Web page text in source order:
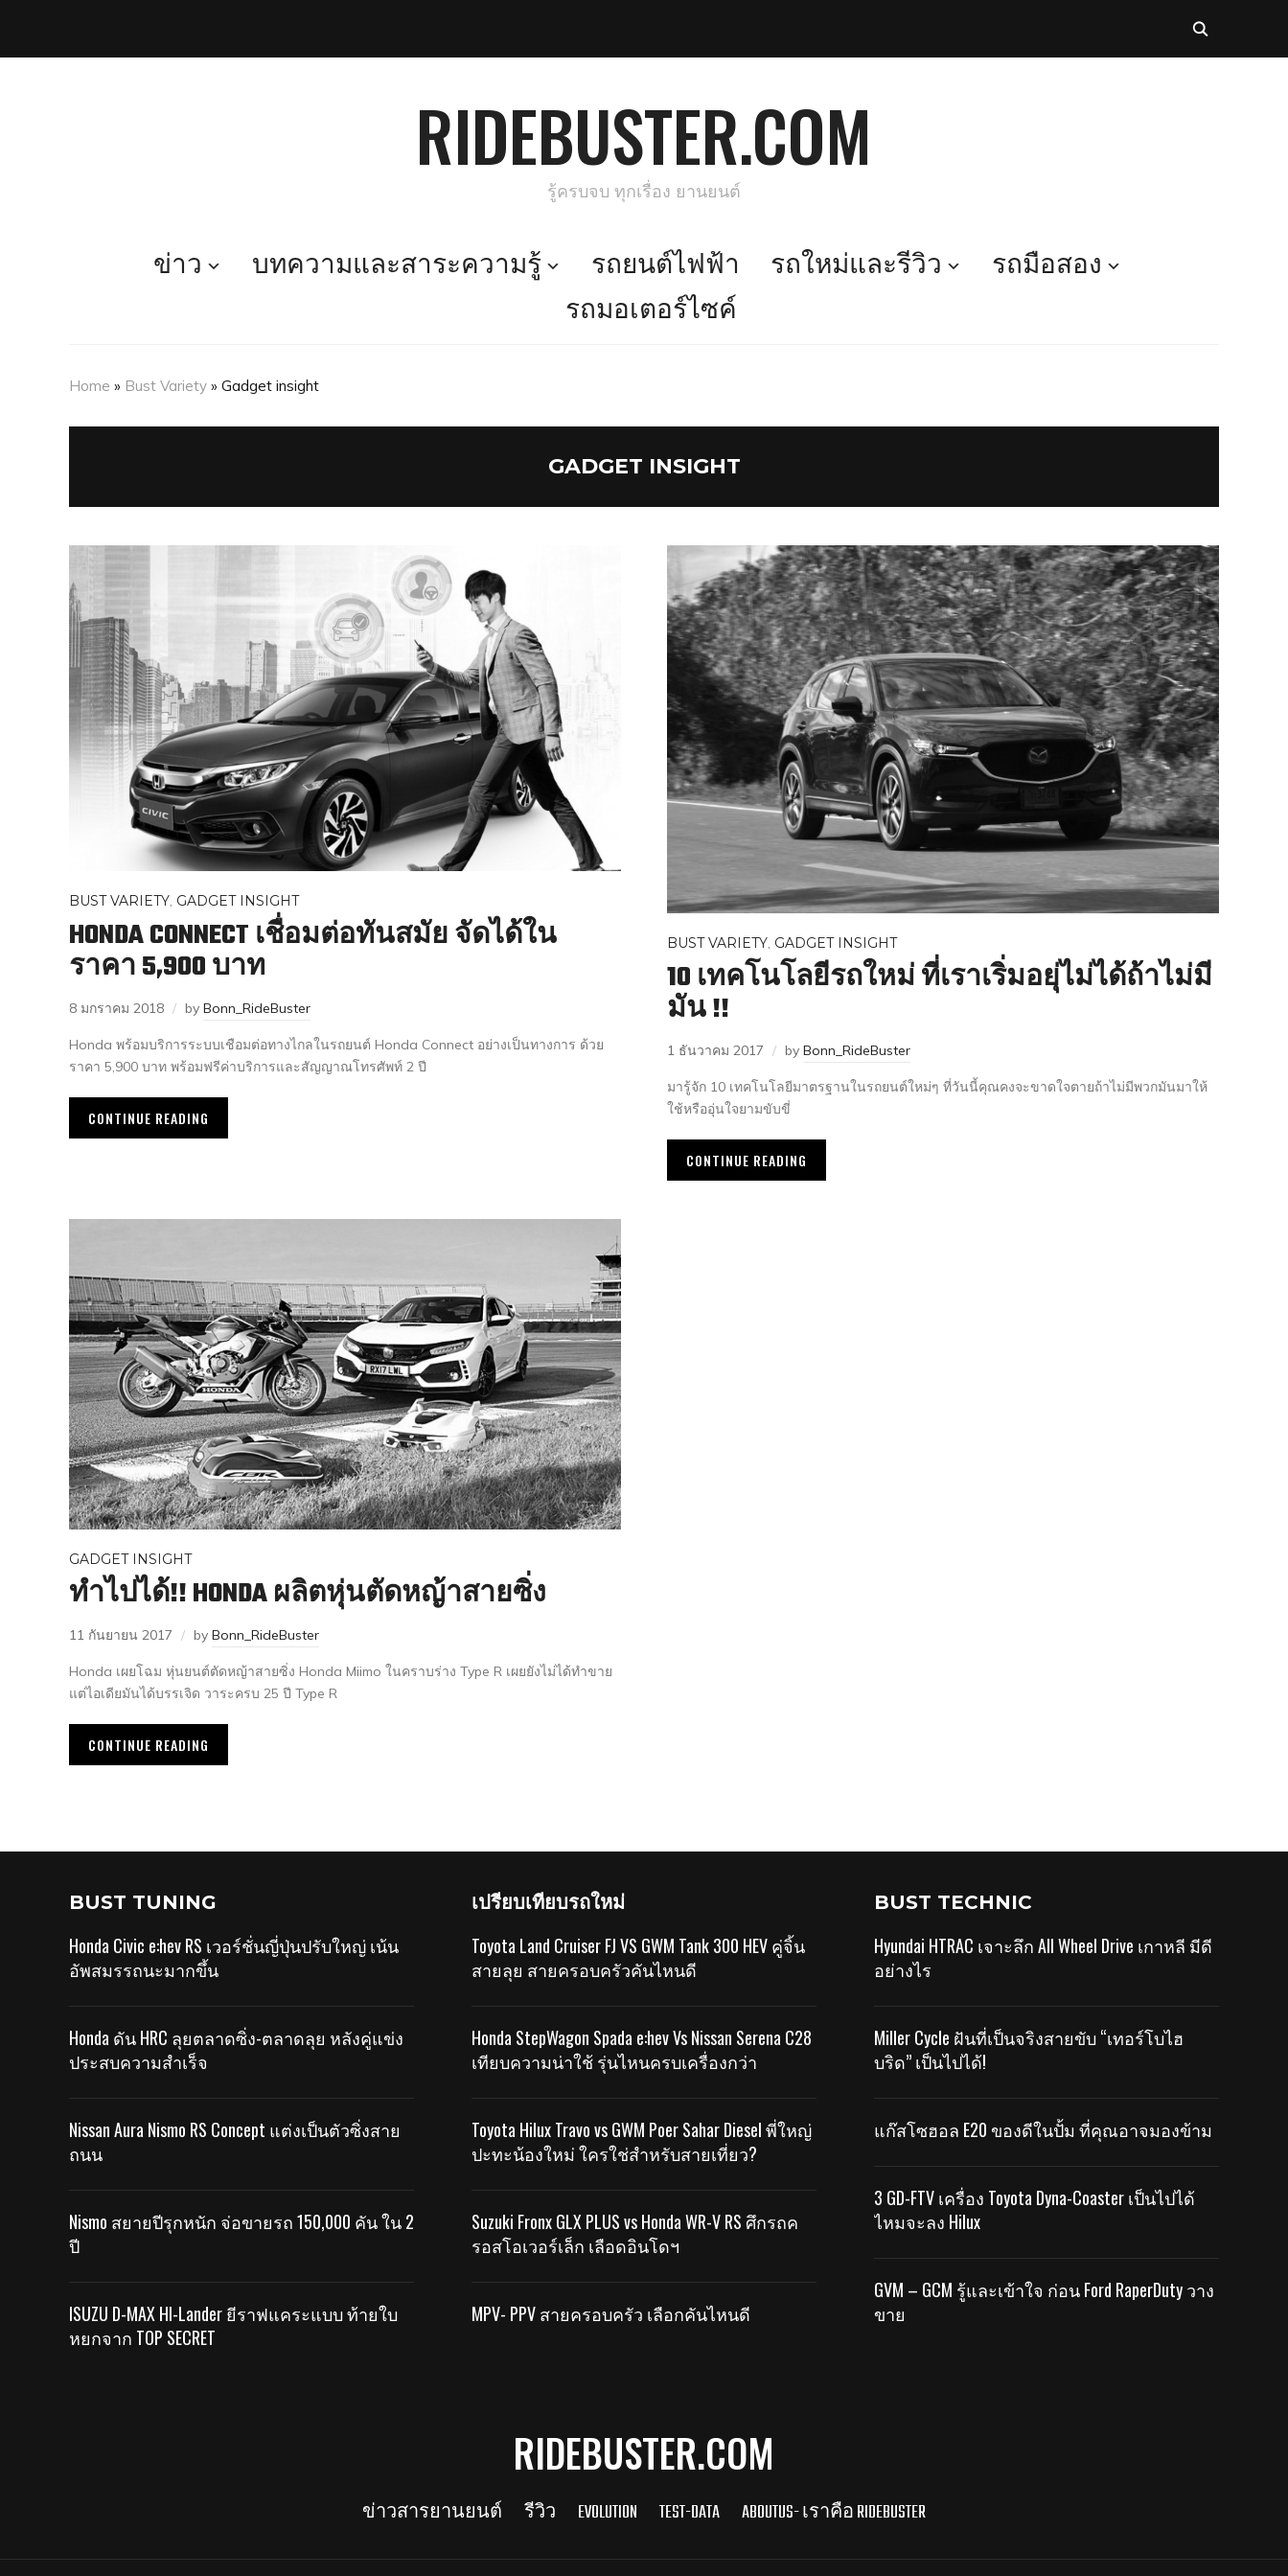
RIDEBUSTER.COM
รู้ครบจบ ทุกเรื่อง ยานยนต์
ข่าว บทความและสาระความรู้ รถยนต์ไฟฟ้า รถใหม่และรีวิว
รถมือสอง
รถมอเตอร์ไซค์
Home » Bust Variety » Gadget insight
GADGET INSIGHT
BUST VARIETY, GADGET INSIGHT
HONDA CONNECT เชื่อมต่อทันสมัย จัดได้ใน
ราคา 5,900 บาท
8 มกราคม 2018 by Bonn_RideBuster
Honda พร้อมบริการระบบเชือมต่อทางไกลในรถยนต์ Honda Connect อย่างเป็นทางการ ด้วย
ราคา 5,900 บาท พร้อมฟรีค่าบริการและสัญญาณโทรศัพท์ 2 ปี
CONTINUE READING
BUST VARIETY, GADGET INSIGHT
10 เทคโนโลยีรถใหม่ ที่เราเริ่มอยุ่ไม่ได้ถ้าไม่มี
มัน !!
1 ธันวาคม 2017 by Bonn_RideBuster
มารู้จัก 10 เทคโนโลยีมาตรฐานในรถยนต์ใหม่ๆ ที่วันนี้คุณคงจะขาดใจตายถ้าไม่มีพวกมันมาให้
ใช้หรืออุ่นใจยามขับขี่
CONTINUE READING
GADGET INSIGHT
ทำไปได้!! HONDA ผลิตหุ่นตัดหญ้าสายซิ่ง
11 กันยายน 2017 by Bonn_RideBuster
Honda เผยโฉม หุ่นยนต์ตัดหญ้าสายซิ่ง Honda Miimo ในคราบร่าง Type R เผยยังไม่ได้ทำขาย
แต่ไอเดียมันได้บรรเจิด วาระครบ 25 ปี Type R
CONTINUE READING
BUST TUNING
Honda Civic e:hev RS เวอร์ชั่นญี่ปุ่นปรับใหญ่ เน้น
อัพสมรรถนะมากขึ้น
Honda ดัน HRC ลุยตลาดซิ่ง-ตลาดลุย หลังคู่แข่ง
ประสบความสำเร็จ
Nissan Aura Nismo RS Concept แต่งเป็นตัวซิ่งสาย
ถนน
Nismo สยายปีรุกหนัก จ่อขายรถ 150,000 คัน ใน 2
ปี
ISUZU D-MAX HI-Lander ยีราฟแคระแบบ ท้ายใบ
หยกจาก TOP SECRET
เปรียบเทียบรถใหม่
Toyota Land Cruiser FJ VS GWM Tank 300 HEV คู่จิ้น
สายลุย สายครอบครัวคันไหนดี
Honda StepWagon Spada e:hev Vs Nissan Serena C28
เทียบความน่าใช้ รุ่นไหนครบเครื่องกว่า
Toyota Hilux Travo vs GWM Poer Sahar Diesel พี่ใหญ่
ปะทะน้องใหม่ ใครใช่สำหรับสายเที่ยว?
Suzuki Fronx GLX PLUS vs Honda WR-V RS ศึกรถค
รอสโอเวอร์เล็ก เลือดอินโดฯ
MPV- PPV สายครอบครัว เลือกคันไหนดี
BUST TECHNIC
Hyundai HTRAC เจาะลึก All Wheel Drive เกาหลี มีดี
อย่างไร
Miller Cycle ฝันที่เป็นจริงสายขับ “เทอร์โบไฮ
บริด” เป็นไปได้!
แก๊สโซฮอล E20 ของดีในปั้ม ที่คุณอาจมองข้าม
3 GD-FTV เครื่อง Toyota Dyna-Coaster เป็นไปได้
ไหมจะลง Hilux
GVM – GCM รู้และเข้าใจ ก่อน Ford RaperDuty วาง
ขาย
RIDEBUSTER.COM
ข่าวสารยานยนต์ รีวิว EVOLUTION TEST-DATA ABOUTUS- เราคือ RIDEBUSTER